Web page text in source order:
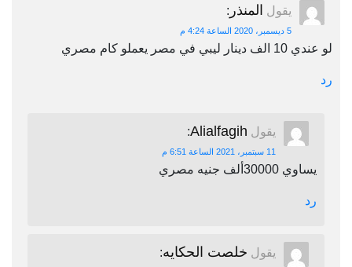
يقول المنذر :
5 ديسمبر، 2020 الساعة 4:24 م
لو عندي 10 الف دينار ليبي في مصر يعملو كام مصري
رد
يقول Alialfagih
:
11 سبتمبر، 2021 الساعة 6:51 م
يساوي 30000ألف جنيه مصري
رد
يقول خلصت الحكايه: